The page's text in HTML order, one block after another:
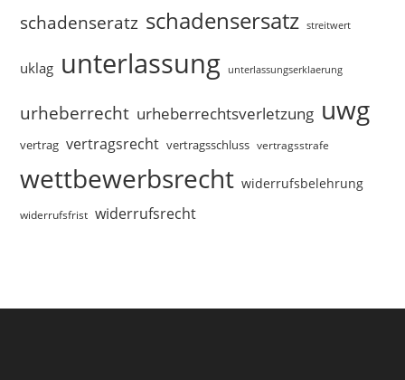
schadenseratz schadensersatz streitwert
uklag unterlassung unterlassungserklaerung
urheberrecht urheberrechtsverletzung uwg
vertrag vertragsrecht vertragsschluss vertragsstrafe
wettbewerbsrecht widerrufsbelehrung
widerrufsfrist widerrufsrecht